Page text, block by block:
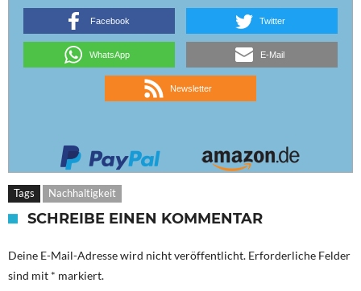
Facebook Twitter
WhatsApp E-Mail
Newsletter
Tags Nachhaltigkeit
SCHREIBE EINEN KOMMENTAR
Deine E-Mail-Adresse wird nicht veröffentlicht. Erforderliche Felder
sind mit * markiert.